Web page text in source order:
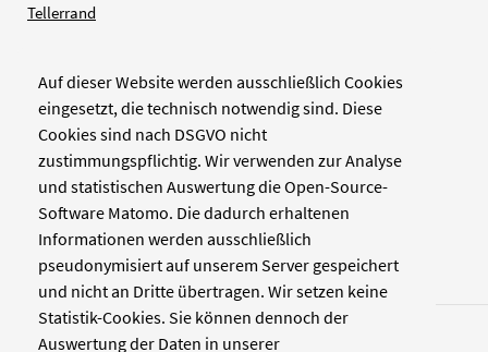
Auf dieser Website werden ausschließlich Cookies
eingesetzt, die technisch notwendig sind. Diese
Cookies sind nach DSGVO nicht
zustimmungspflichtig. Wir verwenden zur Analyse
und statistischen Auswertung die Open-Source-
Software Matomo. Die dadurch erhaltenen
Informationen werden ausschließlich
pseudonymisiert auf unserem Server gespeichert
und nicht an Dritte übertragen. Wir setzen keine
Statistik-Cookies. Sie können dennoch der
Auswertung der Daten in unserer
Tellerrand
Verlag
Pinienstraße 2
40233 Düsseldorf
www.zellwerk.com